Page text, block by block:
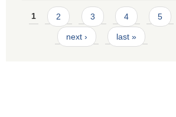
Pages
1 2 3 4 5
next › last »